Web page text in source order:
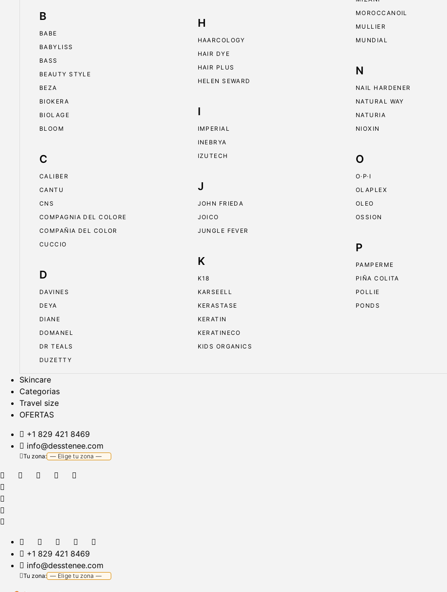
B
BABE
BABYLISS
BASS
BEAUTY STYLE
BEZA
BIOKERA
BIOLAGE
BLOOM
C
CALIBER
CANTU
CNS
COMPAGNIA DEL COLORE
COMPAÑIA DEL COLOR
CUCCIO
D
DAVINES
DEYA
DIANE
DOMANEL
DR TEALS
DUZETTY
H
HAARCOLOGY
HAIR DYE
HAIR PLUS
HELEN SEWARD
I
IMPERIAL
INEBRYA
IZUTECH
J
JOHN FRIEDA
JOICO
JUNGLE FEVER
K
K18
KARSEELL
KERASTASE
KERATIN
KERATINECO
KIDS ORGANICS
MOROCCANOIL
MULLIER
MUNDIAL
N
NAIL HARDENER
NATURAL WAY
NATURIA
NIOXIN
O
O·P·I
OLAPLEX
OLEO
OSSION
P
PAMPERME
PIÑA COLITA
POLLIE
PONDS
Skincare
Categorias
Travel size
OFERTAS
+1 829 421 8469
info@desstenee.com
Tu zona:
+1 829 421 8469
info@desstenee.com
Tu zona: